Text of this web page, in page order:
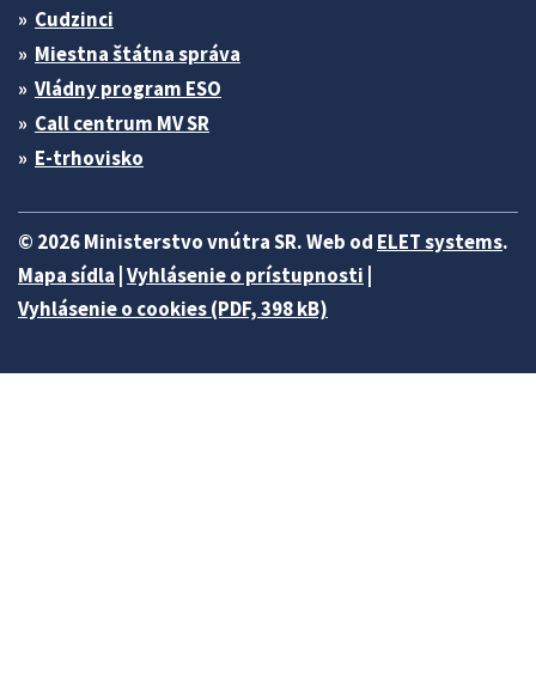
Cudzinci
Miestna štátna správa
Vládny program ESO
Call centrum MV SR
E-trhovisko
© 2026 Ministerstvo vnútra SR. Web od ELET systems.
Mapa sídla Vyhlásenie o prístupnosti
Vyhlásenie o cookies (PDF, 398 kB)